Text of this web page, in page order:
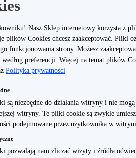
Smart Home?
opiera się na zastosowaniu w domu
rozwiązań. Co to oznacza w praktyce?
od użytkownika. Przykładem tu może być
zdalnie zapalać, gasić oraz zmieniać
i nie wymaga żadnych specjalnych
pozwoli Ci odpocząć i wykonywać wiele
są do intuicyjnej aplikacji mobilnej,
np. podczas nieobecności
podczas wykonywania codziennych
Nasz Sklep internetowy korzysta z
plików Cookies chcesz zaakceptować. Pliki
funkcjonowania strony. Możesz
preferencji. Więcej na temat plików
Polityka prywatności
są niezbędne do działania witryny i nie
witryny. Te pliki cookie są zwykle
podejmowane przez użytkownika w
pozwalają nam zliczać wizyty i źródła